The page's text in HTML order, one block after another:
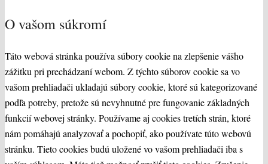
O vašom súkromí
Táto webová stránka používa súbory cookie na zlepšenie vášho
zážitku pri prechádzaní webom. Z týchto súborov cookie sa vo
vašom prehliadači ukladajú súbory cookie, ktoré sú kategorizované
podľa potreby, pretože sú nevyhnutné pre fungovanie základných
funkcií webovej stránky. Používame aj cookies tretích strán, ktoré
nám pomáhajú analyzovať a pochopiť, ako používate túto webovú
stránku. Tieto cookies budú uložené vo vašom prehliadači iba s